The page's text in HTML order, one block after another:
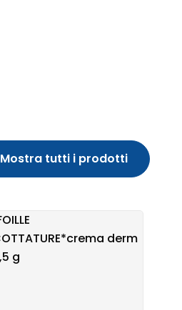
Mostra tutti i prodotti